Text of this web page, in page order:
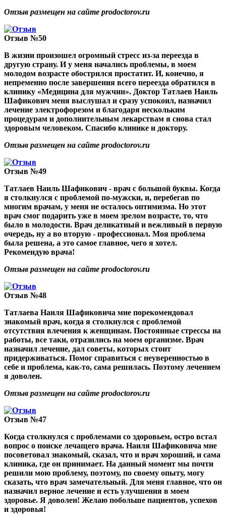
Отзыв размещен на сайте prodoctorov.ru
Отзыв №50
В жизни произошел огромный стресс из-за переезда в
другую страну. И у меня начались проблемы, в моем
молодом возрасте обострился простатит. И, конечно, я
непременно после завершения всего переезда обратился в
клинику «Медицина для мужчин». Доктор Татлаев Наиль
Шафикович меня выслушал и сразу успокоил, назначил
лечение электрофорезом и благодаря нескольким
процедурам и дополнительным лекарствам я снова стал
здоровым человеком. Спасибо клинике и доктору.
Отзыв размещен на сайте prodoctorov.ru
Отзыв №49
Татлаев Наиль Шафикович - врач с большой буквы. Когда
я столкнулся с проблемой по-мужски, и, перебегав по
многим врачам, у меня не осталось оптимизма. Но этот
врач смог подарить уже в моем зрелом возрасте, то, что
было в молодости. Врач деликатный и вежливый в первую
очередь, ну а во вторую - профессионал. Моя проблема
была решена, а это самое главное, чего я хотел.
Рекомендую врача!
Отзыв размещен на сайте prodoctorov.ru
Отзыв №48
Татлаева Наиля Шафиковича мне порекомендовал
знакомый врач, когда я столкнулся с проблемой
отсутствия влечения к женщинам. Постоянные стрессы на
работы, все таки, отразились на моем организме. Врач
назначил лечение, дал советы, которых стоит
придерживаться. Помог справиться с неуверенностью в
себе и проблема, как-то, сама решилась. Поэтому лечением
я доволен.
Отзыв размещен на сайте prodoctorov.ru
Отзыв №47
Когда столкнулся с проблемами со здоровьем, остро встал
вопрос о поиске лечащего врача. Наиля Шафиковича мне
посоветовал знакомый, сказал, что и врач хороший, и сама
клиника, где он принимает. На данный момент мы почти
решили мою проблему, поэтому, по своему опыту, могу
сказать, что врач замечательный. Для меня главное, что он
назначил верное лечение и есть улучшения в моем
здоровье. Я доволен! Желаю побольше пациентов, успехов
и здоровья!